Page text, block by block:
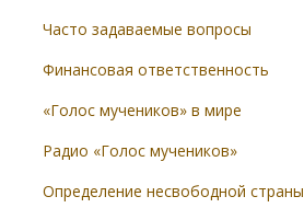
Часто задаваемые вопросы
Финансовая ответственность
«Голос мучеников» в мире
Радио «Голос мучеников»
Определение несвободной страны